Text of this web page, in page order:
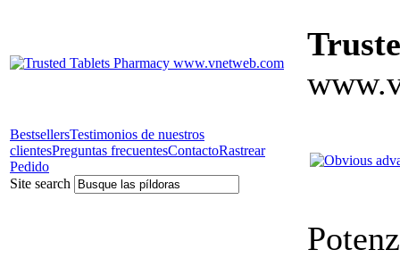
BestsellersTestimonios de nuestros
clientesPreguntas frecuentesContactoRastrear
Pedido
Site search